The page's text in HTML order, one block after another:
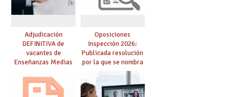
Adjudicación
DEFINITIVA de
vacantes de
Enseñanzas Medias
Oposiciones
Inspección 2026:
Publicada resolución
por la que se nombra
funcionarios/as en
prácticas, se regulan
dichas prácticas y se